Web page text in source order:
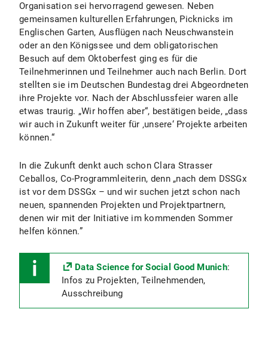
Organisation sei hervorragend gewesen. Neben
gemeinsamen kulturellen Erfahrungen, Picknicks im
Englischen Garten, Ausflügen nach Neuschwanstein
oder an den Königssee und dem obligatorischen
Besuch auf dem Oktoberfest ging es für die
Teilnehmerinnen und Teilnehmer auch nach Berlin. Dort
stellten sie im Deutschen Bundestag drei Abgeordneten
ihre Projekte vor. Nach der Abschlussfeier waren alle
etwas traurig. „Wir hoffen aber“, bestätigen beide, „dass
wir auch in Zukunft weiter für ‚unsere‘ Projekte arbeiten
können.“
In die Zukunft denkt auch schon Clara Strasser
Ceballos, Co-Programmleiterin, denn „nach dem DSSGx
ist vor dem DSSGx – und wir suchen jetzt schon nach
neuen, spannenden Projekten und Projektpartnern,
denen wir mit der Initiative im kommenden Sommer
helfen können.”
Data Science for Social Good Munich:
Infos zu Projekten, Teilnehmenden,
Ausschreibung